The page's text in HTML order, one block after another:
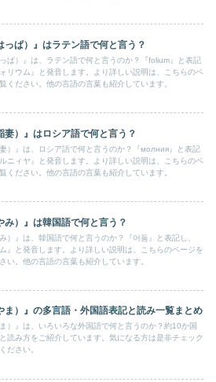
っぱ）』はラテン語で何と言う？
っぱ）』は、ラテン語で何と言うのか？『folium』と表記
リウム』と発音します。より詳しい説明は、こちらのペ
ください。他の言語の言葉も紹介しています。
妻）』はロシア語で何と言う？
妻）』は、ロシア語で何と言うのか？『молния』と表記
ニィヤ』と発音します。より詳しい説明は、こちらのペ
ください。他の言語の言葉も紹介しています。
み）』は韓国語で何と言う？
み）』は、韓国語で何と言うのか？『어둠』と表記し、
ム』と発音します。より詳しい説明は、こちらのページを
い。他の言語の言葉も紹介しています。
ま）』の多言語・外国語表記と読み一覧まとめ
ま）』は、いろいろな外国語で何と言うのか？約10か国
読み方をご紹介しています。気になる方は是非チェック
ださい。